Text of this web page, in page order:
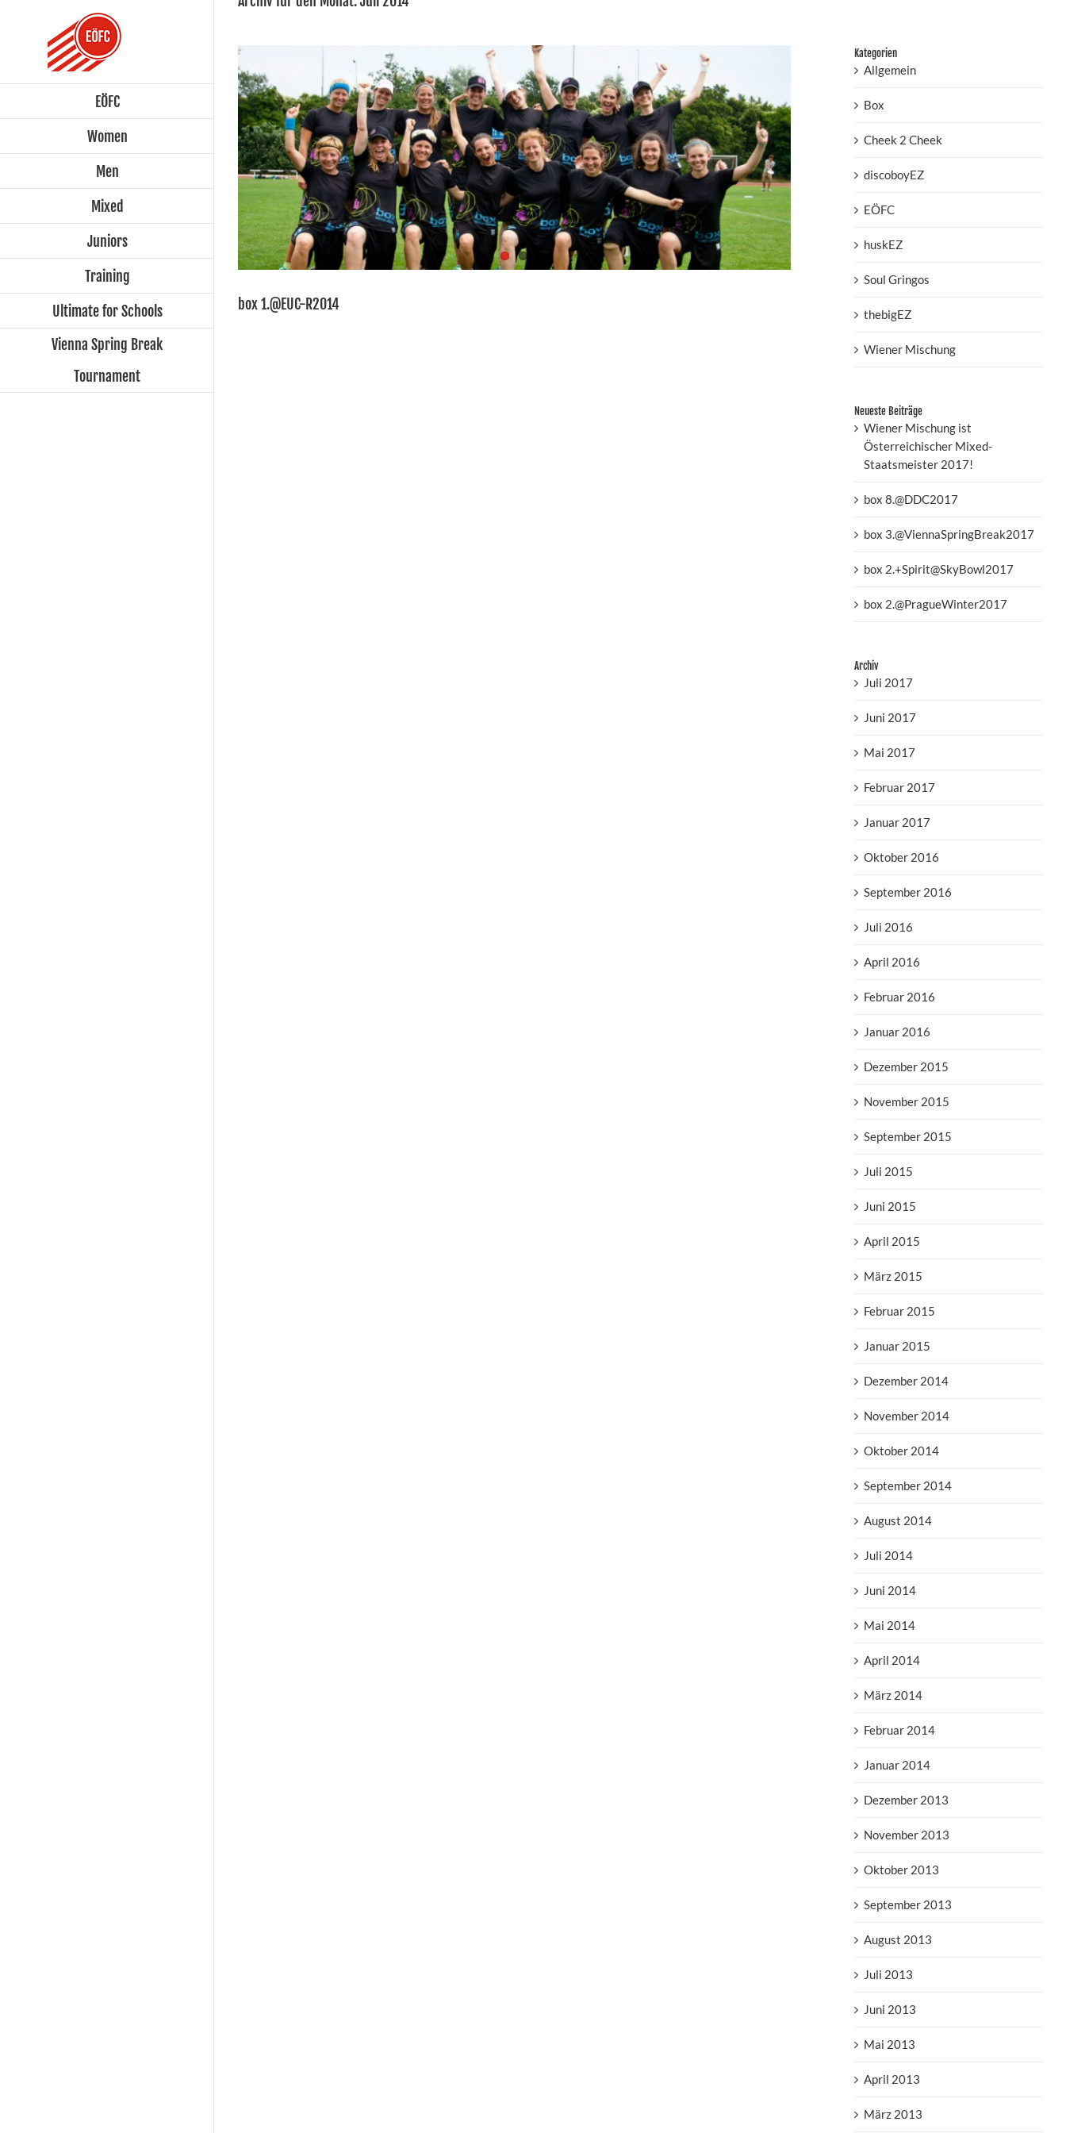
EÖFC
Women
Men
Mixed
Juniors
Training
Ultimate for Schools
Vienna Spring Break
Tournament
box 1.@EUC-R2014
Kategorien
Allgemein
Box
Cheek 2 Cheek
discoboyEZ
EÖFC
huskEZ
Soul Gringos
thebigEZ
Wiener Mischung
Neueste Beiträge
Wiener Mischung ist
Österreichischer Mixed-
Staatsmeister 2017!
box 8.@DDC2017
box 3.@ViennaSpringBreak2017
box 2.+Spirit@SkyBowl2017
box 2.@PragueWinter2017
Archiv
Juli 2017
Juni 2017
Mai 2017
Februar 2017
Januar 2017
Oktober 2016
September 2016
Juli 2016
April 2016
Februar 2016
Januar 2016
Dezember 2015
November 2015
September 2015
Juli 2015
Juni 2015
April 2015
März 2015
Februar 2015
Januar 2015
Dezember 2014
November 2014
Oktober 2014
September 2014
August 2014
Juli 2014
Juni 2014
Mai 2014
April 2014
März 2014
Februar 2014
Januar 2014
Dezember 2013
November 2013
Oktober 2013
September 2013
August 2013
Juli 2013
Juni 2013
Mai 2013
April 2013
März 2013